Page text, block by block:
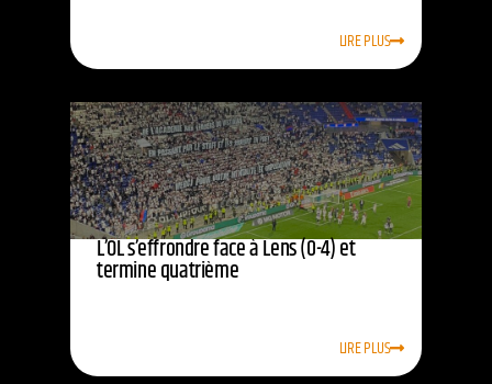
LIRE PLUS
L’OL s’effrondre face à Lens (0-4) et
termine quatrième
LIRE PLUS